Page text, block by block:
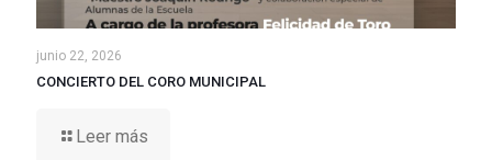
junio 22, 2026
CONCIERTO DEL CORO MUNICIPAL
Leer más